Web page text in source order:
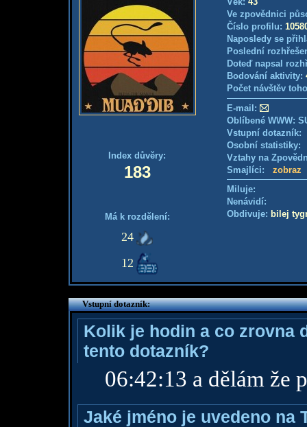
Index důvěry:
183
Má k rozdělení:
24
12
Ve zpovědnici
Číslo profilu:
Naposledy se
Poslední
Doteď napsal
Bodování aktivity:
Počet návštěv
E-mail:
Oblíbené WWW:
Vstupní
Osobní
Vztahy na
Smajlíci: zobraz
Miluje:
Nenávidí:
Obdivuje: bilej
Vstupní dotazník:
Kolik je hodin a co zrovna
tento dotazník?
06:42:13 a dělám že
Jaké jméno je uvedeno na